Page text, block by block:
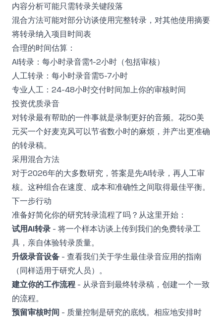
内容分析可能只需转录关键段落
混合方法可能对部分访谈使用完整转录，对其他使用摘要
将转录纳入项目时间表
合理的时间估算：
AI转录：每小时录音需1-2小时（包括审核）
人工转录：每小时录音需5-7小时
专业人工：24-48小时交付时间加上你的审核时间
投资优质录音
对转录最有帮助的一件事就是录制更好的音频。花50美
元买一个好麦克风可以节省数小时的麻烦，并产出更准确
的转录稿。
采用混合方法
对于2026年的大多数研究，答案是先AI转录，再人工审
核。这种组合在速度、成本和准确性之间取得最佳平衡。
下一步行动
准备好简化你的研究转录流程了吗？从这里开始：
试用AI转录 - 将一个样本访谈上传到我们的免费转录工
具 ，亲自体验转录质量。
升级录音设备 - 查看我们关于学生最佳录音应用的指南
（同样适用于研究人员）。
建立你的工作流程 - 从录音到最终转录稿，创建一个一致
的流程。
预留审核时间 - 质量控制是研究的底线。相应地安排时